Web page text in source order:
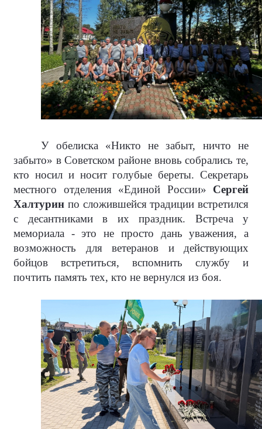
У обелиска «Никто не забыт, ничто не
забыто» в Советском районе вновь собрались те,
кто носил и носит голубые береты. Секретарь
местного отделения «Единой России» Сергей
Халтурин по сложившейся традиции встретился
с десантниками в их праздник. Встреча у
мемориала - это не просто дань уважения, а
возможность для ветеранов и действующих
бойцов встретиться, вспомнить службу и
почтить память тех, кто не вернулся из боя.